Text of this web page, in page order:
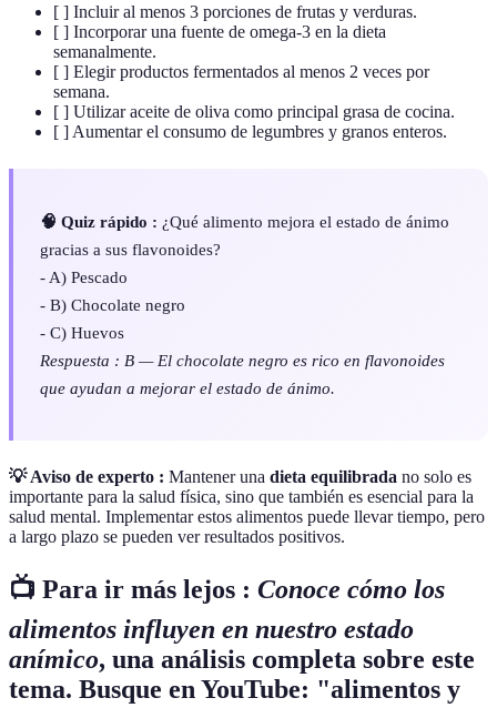
[ ] Incluir al menos 3 porciones de frutas y verduras.
[ ] Incorporar una fuente de omega-3 en la dieta
semanalmente.
[ ] Elegir productos fermentados al menos 2 veces por
semana.
[ ] Utilizar aceite de oliva como principal grasa de cocina.
[ ] Aumentar el consumo de legumbres y granos enteros.
🧠 Quiz rápido : ¿Qué alimento mejora el estado de ánimo
gracias a sus flavonoides?
- A) Pescado
- B) Chocolate negro
- C) Huevos
Respuesta : B — El chocolate negro es rico en flavonoides
que ayudan a mejorar el estado de ánimo.
💡 Aviso de experto : Mantener una dieta equilibrada no solo es
importante para la salud física, sino que también es esencial para la
salud mental. Implementar estos alimentos puede llevar tiempo, pero
a largo plazo se pueden ver resultados positivos.
📺 Para ir más lejos : Conoce cómo los
alimentos influyen en nuestro estado
anímico, una análisis completa sobre este
tema. Busque en YouTube: "alimentos y